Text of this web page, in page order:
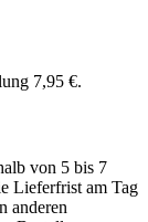
7,95 €.
von 5 bis 7
Lieferfrist am Tag
anderen